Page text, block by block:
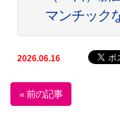
マンチック
2026.06.16
« 前の記事